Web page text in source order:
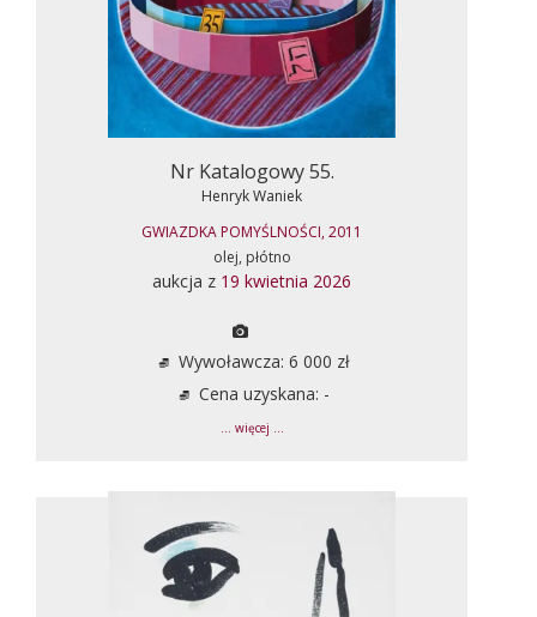
Nr Katalogowy 55.
Henryk Waniek
GWIAZDKA POMYŚLNOŚCI, 2011
olej, płótno
aukcja z 19 kwietnia 2026
Wywoławcza: 6 000 zł
Cena uzyskana: -
... więcej ...